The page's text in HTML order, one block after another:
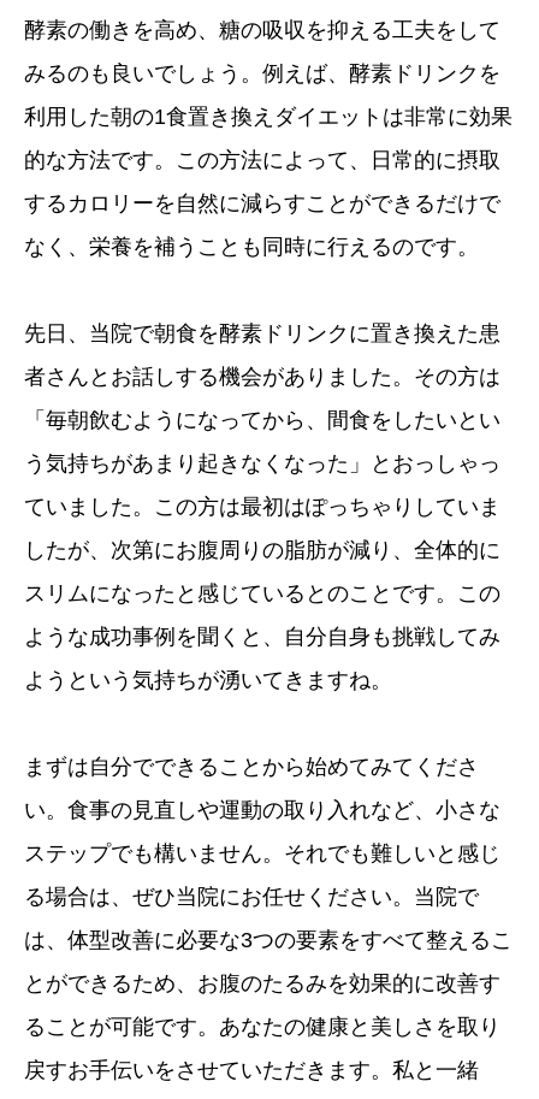
酵素の働きを高め、糖の吸収を抑える工夫をして
みるのも良いでしょう。例えば、酵素ドリンクを
利用した朝の1食置き換えダイエットは非常に効果
的な方法です。この方法によって、日常的に摂取
するカロリーを自然に減らすことができるだけで
なく、栄養を補うことも同時に行えるのです。
先日、当院で朝食を酵素ドリンクに置き換えた患
者さんとお話しする機会がありました。その方は
「毎朝飲むようになってから、間食をしたいとい
う気持ちがあまり起きなくなった」とおっしゃっ
ていました。この方は最初はぽっちゃりしていま
したが、次第にお腹周りの脂肪が減り、全体的に
スリムになったと感じているとのことです。この
ような成功事例を聞くと、自分自身も挑戦してみ
ようという気持ちが湧いてきますね。
まずは自分でできることから始めてみてくださ
い。食事の見直しや運動の取り入れなど、小さな
ステップでも構いません。それでも難しいと感じ
る場合は、ぜひ当院にお任せください。当院で
は、体型改善に必要な3つの要素をすべて整えるこ
とができるため、お腹のたるみを効果的に改善す
ることが可能です。あなたの健康と美しさを取り
戻すお手伝いをさせていただきます。私と一緒